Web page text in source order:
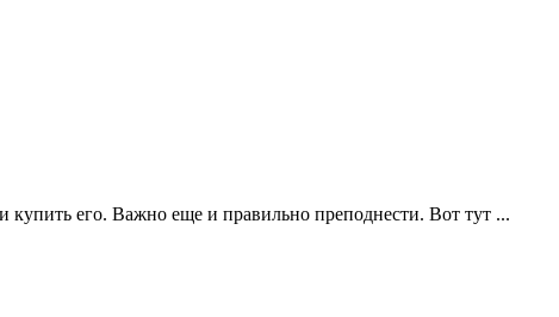
его. Важно еще и правильно преподнести. Вот тут ...